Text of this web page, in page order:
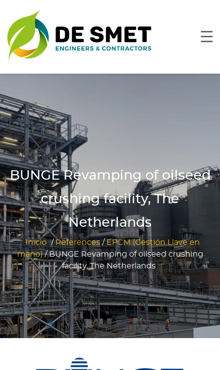
BUNGE Revamping of oilseed
crushing facility, The
Netherlands
Inicio /References/EPCM (Gestión Llave en
mano)/BUNGE Revamping of oilseed crushing
facility, The Netherlands